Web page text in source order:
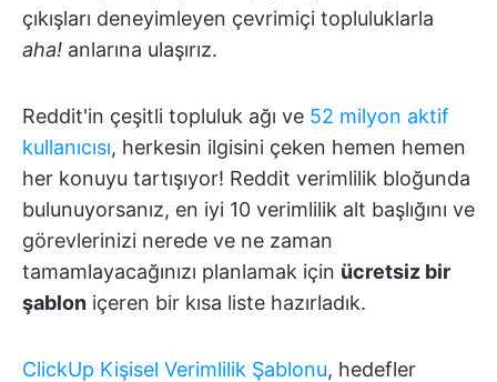
çıkışları deneyimleyen çevrimiçi topluluklarla
aha! anlarına ulaşırız.
Reddit'in çeşitli topluluk ağı ve 52 milyon aktif
kullanıcısı, herkesin ilgisini çeken hemen hemen
her konuyu tartışıyor! Reddit verimlilik bloğunda
bulunuyorsanız, en iyi 10 verimlilik alt başlığını ve
görevlerinizi nerede ve ne zaman
tamamlayacağınızı planlamak için ücretsiz bir
şablon içeren bir kısa liste hazırladık.
ClickUp Kişisel Verimlilik Şablonu, hedefler